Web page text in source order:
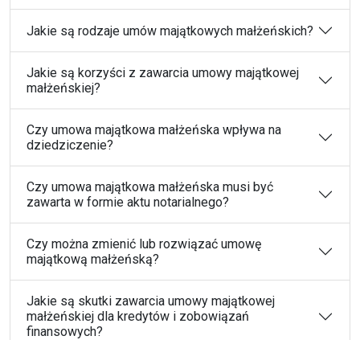
Jakie są rodzaje umów majątkowych małżeńskich?
Jakie są korzyści z zawarcia umowy majątkowej
małżeńskiej?
Czy umowa majątkowa małżeńska wpływa na
dziedziczenie?
Czy umowa majątkowa małżeńska musi być
zawarta w formie aktu notarialnego?
Czy można zmienić lub rozwiązać umowę
majątkową małżeńską?
Jakie są skutki zawarcia umowy majątkowej
małżeńskiej dla kredytów i zobowiązań
finansowych?